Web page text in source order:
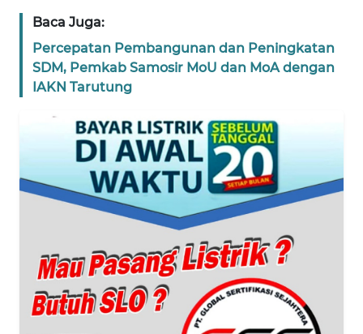
Baca Juga:
Percepatan Pembangunan dan Peningkatan
SDM, Pemkab Samosir MoU dan MoA dengan
IAKN Tarutung
PEDOMAN
SIBER
REDAKSI
DISCLAIMER
Regional
WN
SUMUT